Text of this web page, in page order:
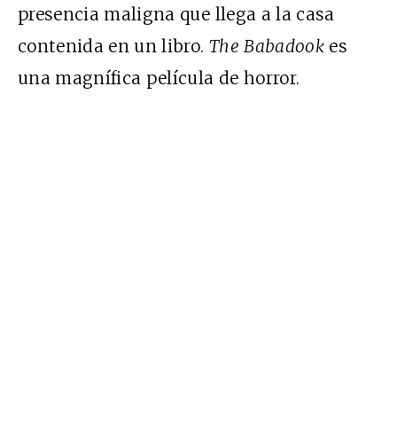
presencia maligna que llega a la casa
contenida en un libro. The Babadookes
una magnífica película de horror.